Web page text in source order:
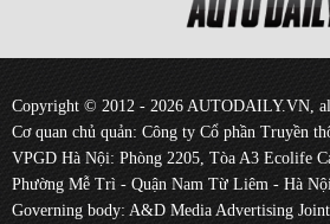
Copyright © 2012 - 2026 AUTODAILY.VN, all
Cơ quan chủ quản: Công ty Cổ phần Truyền
VPGD Hà Nội: Phòng 2205, Tòa A3 Ecolife
Phường Mễ Trì - Quận Nam Từ Liêm - Hà Nội
Governing body: A&D Media Advertising